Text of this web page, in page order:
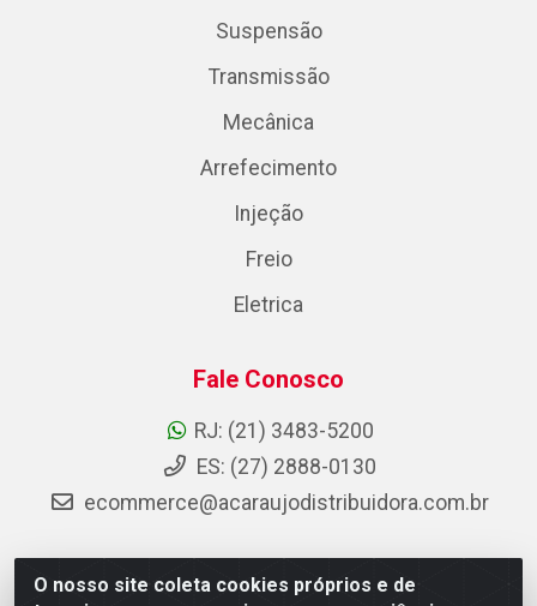
O nosso site coleta cookies próprios e de
Suspensão
Transmissão
Mecânica
Arrefecimento
Injeção
Freio
Eletrica
Fale Conosco
RJ: (21) 3483-5200
ES: (27) 2888-0130
ecommerce@acaraujodistribuidora.com.br
AC Araujo Distribuidora - Rua Carneiro de Campos, 42 -